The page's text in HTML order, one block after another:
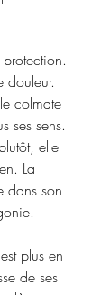
douleur.
colmate
ses sens.
elle
La
dans son
plus en
de ses